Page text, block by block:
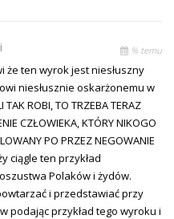
% temu
że ten wyrok jest niesłuszny
niesłusznie oskarżonemu w
ROBI, TO TRZEBA TERAZ
CZŁOWIEKA, KTÓRY NIKOGO
PO PRZEZ NEGOWANIE
ciągle ten przykład
Polaków i żydów.
i przedstawiać przy
podając przykład tego wyroku i